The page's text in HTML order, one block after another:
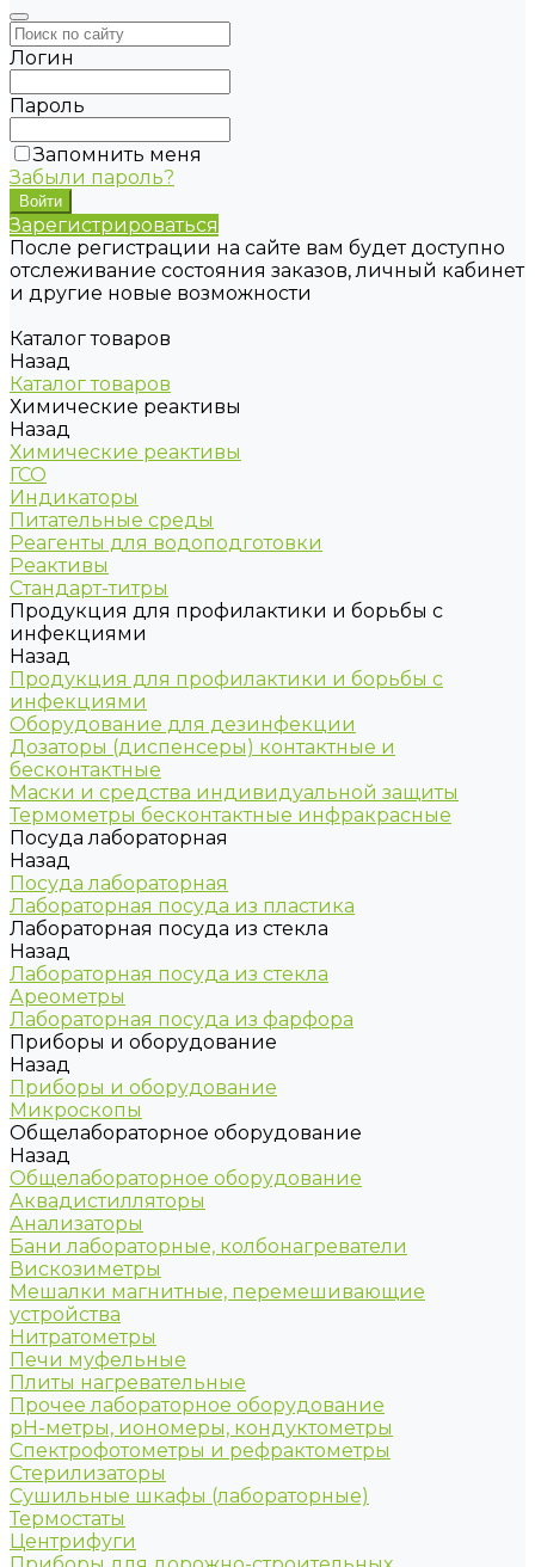
Логин
Пароль
Запомнить меня
Забыли пароль?
Зарегистрироваться
После регистрации на сайте вам будет доступно
отслеживание состояния заказов, личный кабинет
и другие новые возможности
Каталог товаров
Назад
Каталог товаров
Химические реактивы
Назад
Химические реактивы
ГСО
Индикаторы
Питательные среды
Реагенты для водоподготовки
Реактивы
Стандарт-титры
Продукция для профилактики и борьбы с
инфекциями
Назад
Продукция для профилактики и борьбы с
инфекциями
Оборудование для дезинфекции
Дозаторы (диспенсеры) контактные и
бесконтактные
Маски и средства индивидуальной защиты
Термометры бесконтактные инфракрасные
Посуда лабораторная
Назад
Посуда лабораторная
Лабораторная посуда из пластика
Лабораторная посуда из стекла
Назад
Лабораторная посуда из стекла
Ареометры
Лабораторная посуда из фарфора
Приборы и оборудование
Назад
Приборы и оборудование
Микроскопы
Общелабораторное оборудование
Назад
Общелабораторное оборудование
Аквадистилляторы
Анализаторы
Бани лабораторные, колбонагреватели
Вискозиметры
Мешалки магнитные, перемешивающие
устройства
Нитратометры
Печи муфельные
Плиты нагревательные
Прочее лабораторное оборудование
рН-метры, иономеры, кондуктометры
Спектрофотометры и рефрактометры
Стерилизаторы
Сушильные шкафы (лабораторные)
Термостаты
Центрифуги